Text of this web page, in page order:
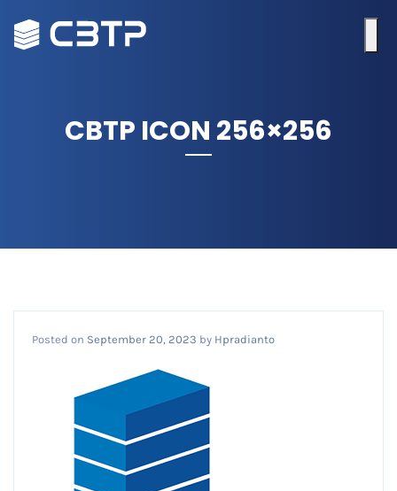
CBTP ICON 256×256
Posted on September 20, 2023 by Hpradianto